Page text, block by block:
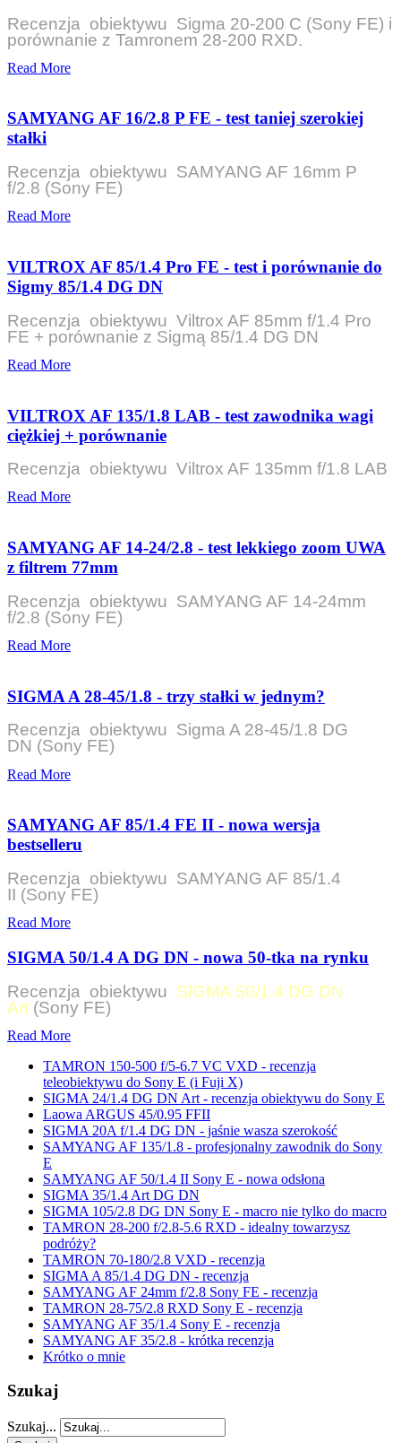
Recenzja obiektywu Sigma 20-200 C (Sony FE) i
porównanie z Tamronem 28-200 RXD.
Read More
SAMYANG AF 16/2.8 P FE - test taniej szerokiej
stałki
Recenzja obiektywu SAMYANG AF 16mm P
f/2.8 (Sony FE)
Read More
VILTROX AF 85/1.4 Pro FE - test i porównanie do
Sigmy 85/1.4 DG DN
Recenzja obiektywu Viltrox AF 85mm f/1.4 Pro
FE + porównanie z Sigmą 85/1.4 DG DN
Read More
VILTROX AF 135/1.8 LAB - test zawodnika wagi
ciężkiej + porównanie
Recenzja obiektywu Viltrox AF 135mm f/1.8 LAB
Read More
SAMYANG AF 14-24/2.8 - test lekkiego zoom UWA
z filtrem 77mm
Recenzja obiektywu SAMYANG AF 14-24mm
f/2.8 (Sony FE)
Read More
SIGMA A 28-45/1.8 - trzy stałki w jednym?
Recenzja obiektywu Sigma A 28-45/1.8 DG
DN (Sony FE)
Read More
SAMYANG AF 85/1.4 FE II - nowa wersja
bestselleru
Recenzja obiektywu SAMYANG AF 85/1.4
II (Sony FE)
Read More
SIGMA 50/1.4 A DG DN - nowa 50-tka na rynku
Recenzja obiektywu SIGMA 50/1.4 DG DN
Art (Sony FE)
Read More
TAMRON 150-500 f/5-6.7 VC VXD - recenzja
teleobiektywu do Sony E (i Fuji X)
SIGMA 24/1.4 DG DN Art - recenzja obiektywu do Sony E
Laowa ARGUS 45/0.95 FFII
SIGMA 20A f/1.4 DG DN - jaśnie wasza szerokość
SAMYANG AF 135/1.8 - profesjonalny zawodnik do Sony
E
SAMYANG AF 50/1.4 II Sony E - nowa odsłona
SIGMA 35/1.4 Art DG DN
SIGMA 105/2.8 DG DN Sony E - macro nie tylko do macro
TAMRON 28-200 f/2.8-5.6 RXD - idealny towarzysz
podróży?
TAMRON 70-180/2.8 VXD - recenzja
SIGMA A 85/1.4 DG DN - recenzja
SAMYANG AF 24mm f/2.8 Sony FE - recenzja
TAMRON 28-75/2.8 RXD Sony E - recenzja
SAMYANG AF 35/1.4 Sony E - recenzja
SAMYANG AF 35/2.8 - krótka recenzja
Krótko o mnie
Szukaj
Szukaj...